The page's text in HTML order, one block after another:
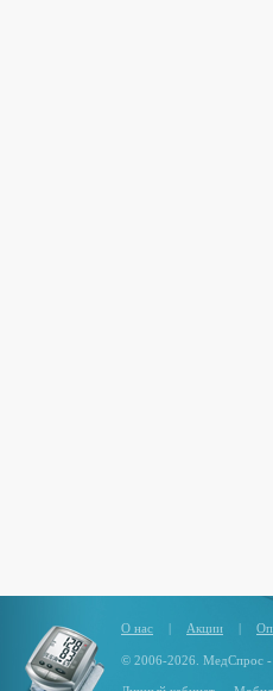
О нас | Акции |
© 2006-2026. МедСпрос -